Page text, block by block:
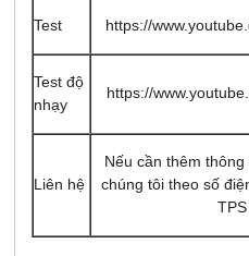
Test https://
Test độ
nhạy
https://
Liên hệ
Nếu cần thêm
chúng tôi theo số